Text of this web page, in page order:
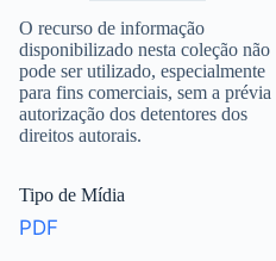
O recurso de informação
disponibilizado nesta coleção não
pode ser utilizado, especialmente
para fins comerciais, sem a prévia
autorização dos detentores dos
direitos autorais.
Tipo de Mídia
PDF